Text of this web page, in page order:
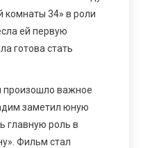
комнаты 34» в роли
ей первую
готова стать
произошло важное
заметил юную
главную роль в
Фильм стал